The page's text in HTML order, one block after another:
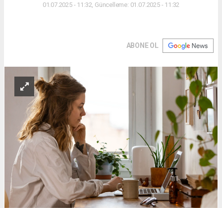
01.07.2025 - 11:32, Güncelleme: 01.07.2025 - 11:32
ABONE OL